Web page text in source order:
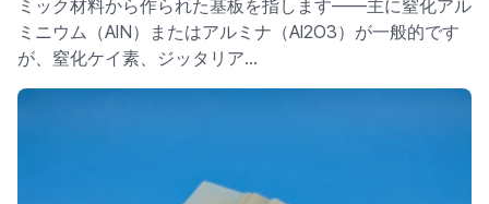
ミック材料から作られた基板を指します——主に窒化アル
ミニウム（AlN）またはアルミナ（Al2O3）が一般的です
が、窒化ケイ素、ジッタリア…